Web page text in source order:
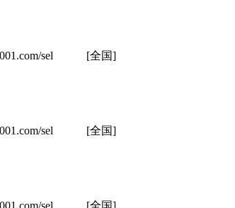
sel
[全国]
sel
[全国]
sel
[全国]